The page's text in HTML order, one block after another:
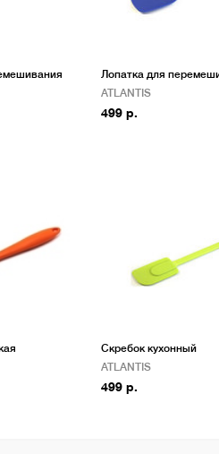
Лопатка для
ATLANTIS
499 р.
Скребок кухонный
ATLANTIS
499 р.